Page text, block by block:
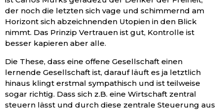
der noch die letzten sich vage und schimmernd am
Horizont sich abzeichnenden Utopien in den Blick
nimmt. Das Prinzip Vertrauen ist gut, Kontrolle ist
besser kapieren aber alle.
Die These, dass eine offene Gesellschaft einen
lernende Gesellschaft ist, darauf läuft es ja letztlich
hinaus klingt erstmal sympathisch und ist teilweise
sogar richtig. Dass sich z.B. eine Wirtschaft zentral
steuern lässt und durch diese zentrale Steuerung aus